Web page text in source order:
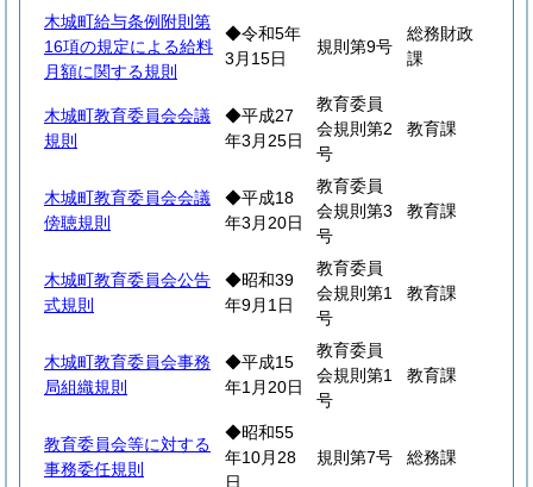
木城町給与条例附則第
16項の規定による給料
月額に関する規則
◆令和5年
3月15日
規則第9号
総務財政
課
木城町教育委員会会議
規則
◆平成27
年3月25日
教育委員
会規則第2
号
教育課
木城町教育委員会会議
傍聴規則
◆平成18
年3月20日
教育委員
会規則第3
号
教育課
木城町教育委員会公告
式規則
◆昭和39
年9月1日
教育委員
会規則第1
号
教育課
木城町教育委員会事務
局組織規則
◆平成15
年1月20日
教育委員
会規則第1
号
教育課
教育委員会等に対する
事務委任規則
◆昭和55
年10月28
日
規則第7号 総務課